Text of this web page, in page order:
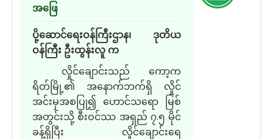
အဖြေ
ပို့ဆောင်ရေးဝန်ကြီးဌာန၊ ဒုတိယ
ဝန်ကြီး ဦးထွန်းလူ က
လှိုင်ချောင်းသည်
ကော့က
ရိတ်မြို့ ၏
အနောက်ဘက်ရှိ လှိုင်
အင်းမှအစပြု၍ ဟောင်သရော မြစ်
အတွင်းသို့ စီးဝင်ဿ အရှည် ၇.၅ မိုင်
ခန့်ရှိပြီး လှိုင်ချောင်းရေ